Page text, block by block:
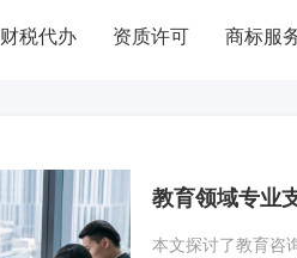
财税代办 资质许可 商标服
教育领域专业
本文探讨了教育咨